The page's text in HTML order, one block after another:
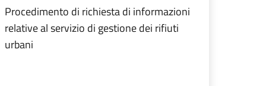
Procedimento di richiesta di informazioni
relative al servizio di gestione dei rifiuti
urbani